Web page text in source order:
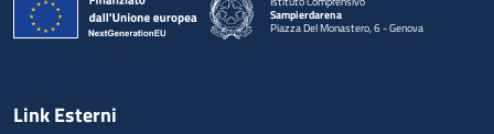
Sampierdarena
Piazza Del Monastero, 6 - Genova
— Visita la pagina iniziale della scuola
Link Esterni